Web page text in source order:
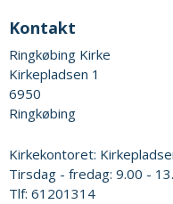
Kontakt
Ringkøbing Kirke
Kirkepladsen 1
6950
Ringkøbing
Kirkekontoret:
Tirsdag - fredag: 9.00 -
Tlf: 61201314